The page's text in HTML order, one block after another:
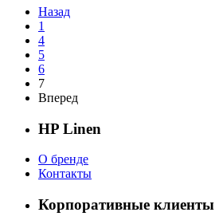
Назад
1
4
5
6
7
Вперед
HP Linen
О бренде
Контакты
Корпоративные клиенты